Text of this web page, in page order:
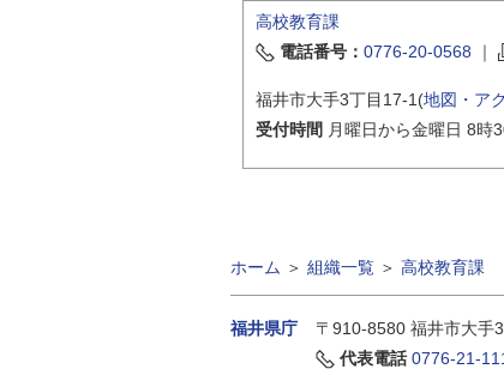
高校教育課
電話番号： 0776-20-0568 ｜
福井市大手3丁目17-1(地図・ア
受付時間 月曜日から金曜日 8時
ホーム ＞ 組織一覧 ＞ 高校教育課
福井県庁 〒910-8580 福井市大手
代表電話 0776-21-